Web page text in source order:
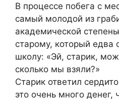
В процессе побега с
самый молодой из
академической
старому, который едва
школу: «Эй, старик,
сколько мы взяли?»
Старик ответил
это очень много денег,